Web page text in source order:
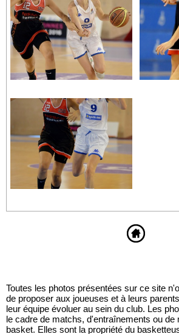
Toutes les photos présentées sur ce site
de proposer aux joueuses et à leurs
leur équipe évoluer au sein du club. Les
le cadre de matchs, d'entraînements ou de
basket. Elles sont la propriété du